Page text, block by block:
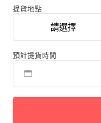
提貨地點
請選擇
預計提貨時間